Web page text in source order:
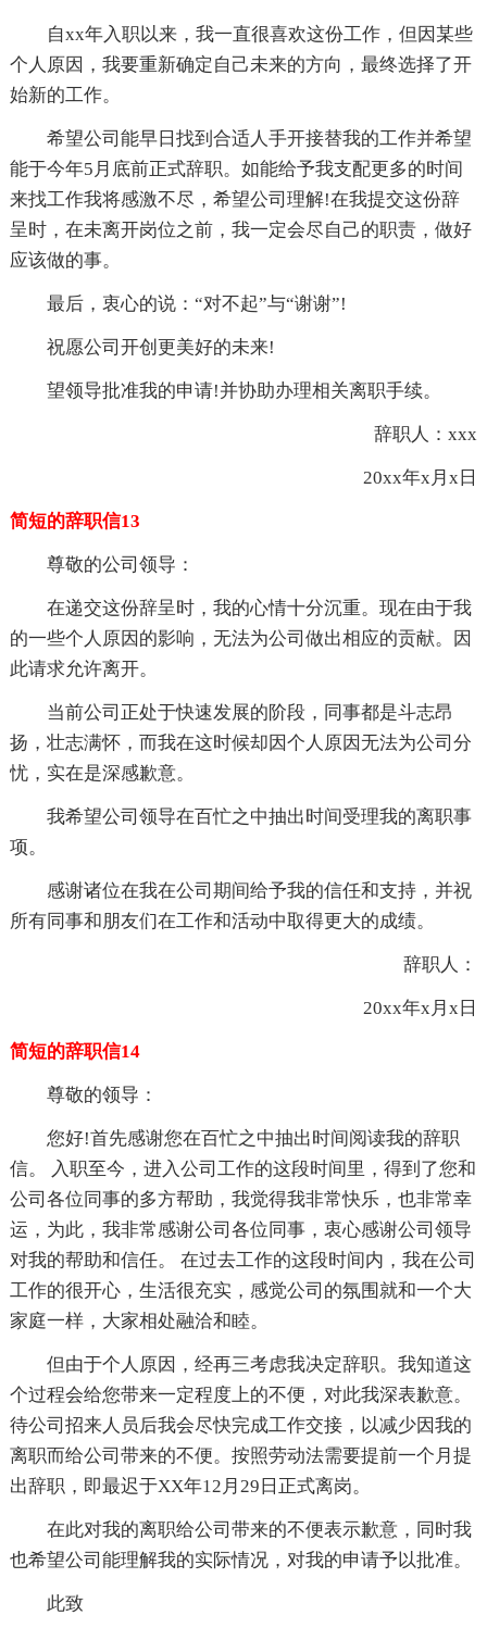
自xx年入职以来，我一直很喜欢这份工作，但因某些
个人原因，我要重新确定自己未来的方向，最终选择了开
始新的工作。
希望公司能早日找到合适人手开接替我的工作并希望
能于今年5月底前正式辞职。如能给予我支配更多的时间
来找工作我将感激不尽，希望公司理解!在我提交这份辞
呈时，在未离开岗位之前，我一定会尽自己的职责，做好
应该做的事。
最后，衷心的说：“对不起”与“谢谢”!
祝愿公司开创更美好的未来!
望领导批准我的申请!并协助办理相关离职手续。
辞职人：xxx
20xx年x月x日
简短的辞职信13
尊敬的公司领导：
在递交这份辞呈时，我的心情十分沉重。现在由于我
的一些个人原因的影响，无法为公司做出相应的贡献。因
此请求允许离开。
当前公司正处于快速发展的阶段，同事都是斗志昂
扬，壮志满怀，而我在这时候却因个人原因无法为公司分
忧，实在是深感歉意。
我希望公司领导在百忙之中抽出时间受理我的离职事
项。
感谢诸位在我在公司期间给予我的信任和支持，并祝
所有同事和朋友们在工作和活动中取得更大的成绩。
辞职人：
20xx年x月x日
简短的辞职信14
尊敬的领导：
您好!首先感谢您在百忙之中抽出时间阅读我的辞职
信。 入职至今，进入公司工作的这段时间里，得到了您和
公司各位同事的多方帮助，我觉得我非常快乐，也非常幸
运，为此，我非常感谢公司各位同事，衷心感谢公司领导
对我的帮助和信任。 在过去工作的这段时间内，我在公司
工作的很开心，生活很充实，感觉公司的氛围就和一个大
家庭一样，大家相处融洽和睦。
但由于个人原因，经再三考虑我决定辞职。我知道这
个过程会给您带来一定程度上的不便，对此我深表歉意。
待公司招来人员后我会尽快完成工作交接，以减少因我的
离职而给公司带来的不便。按照劳动法需要提前一个月提
出辞职，即最迟于XX年12月29日正式离岗。
在此对我的离职给公司带来的不便表示歉意，同时我
也希望公司能理解我的实际情况，对我的申请予以批准。
此致